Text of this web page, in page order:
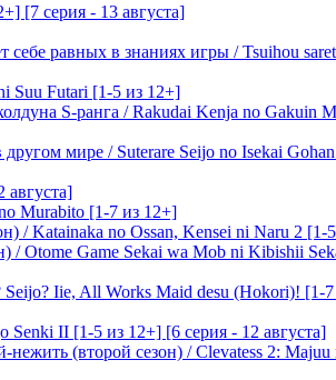
[7 серия - 13 августа]
равных в знаниях игры / Tsuihou
Suu Futari [1-5 из 12+]
S-ранга / Rakudai Kenja no Gakuin
мире / Suterare Seijo no Isekai
августа]
Murabito [1-7 из 12+]
/ Katainaka no Ossan, Kensei ni Naru 2 [1-
Otome Game Sekai wa Mob ni Kibishii
Iie, All Works Maid desu (Hokori)! [1-
Senki II [1-5 из 12+] [6 серия - 12 августа]
(второй сезон) / Clevatess 2: